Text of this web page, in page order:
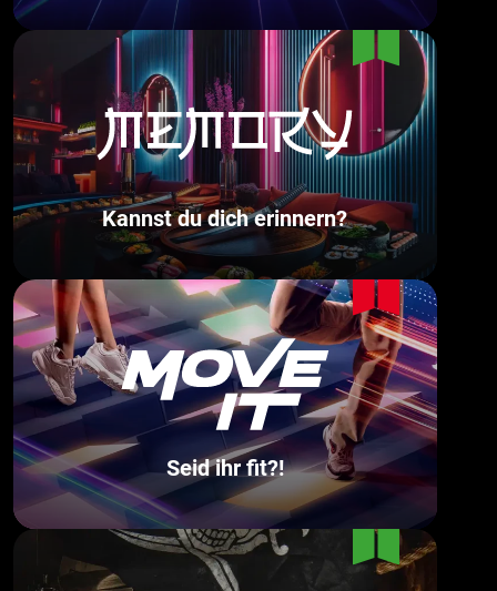
Kannst du dich erinnern?
Seid ihr fit?!